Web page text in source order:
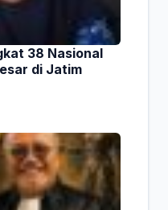
38 Nasional
di Jatim